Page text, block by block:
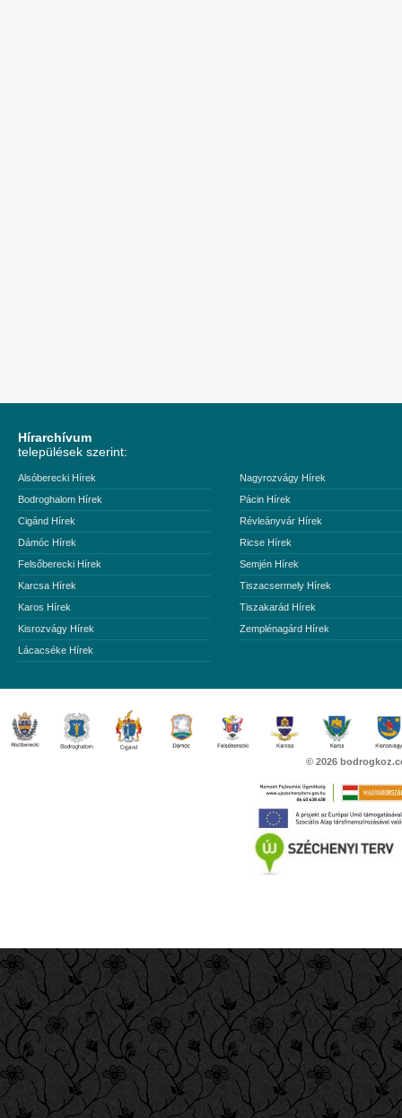
Hírarchívum
települések szerint:
Alsóberecki Hírek
Bodroghalom Hírek
Cigánd Hírek
Dámóc Hírek
Felsőberecki Hírek
Karcsa Hírek
Karos Hírek
Kisrozvágy Hírek
Lácacséke Hírek
Nagyrozvágy Hírek
Pácin Hírek
Révleányvár Hírek
Ricse Hírek
Semjén Hírek
Tiszacsermely Hírek
Tiszakarád Hírek
Zemplénagárd Hírek
© 2026